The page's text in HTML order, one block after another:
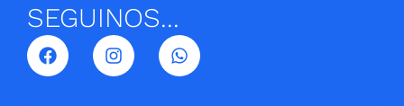
SEGUINOS...
F
a
c
I
n
s
W
h
a